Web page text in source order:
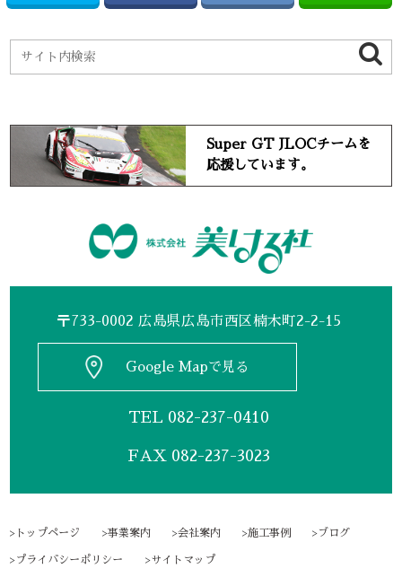
Super GT JLOCチームを
応援しています。
〒733-0002 広島県広島市西区楠木町2-2-15
Google Mapで見る
TEL 082-237-0410
FAX 082-237-3023
トップページ 事業案内 会社案内 施工事例 ブログ
プライバシーポリシー サイトマップ